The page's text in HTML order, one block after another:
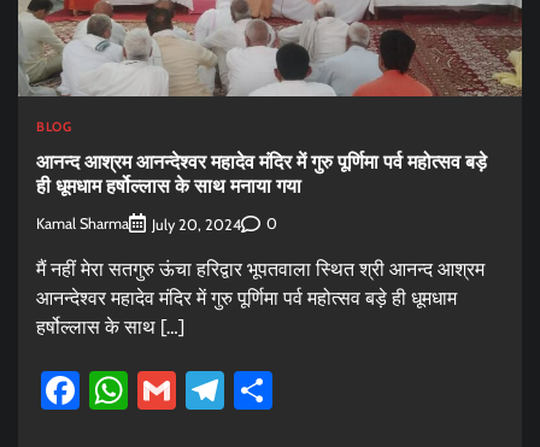
BLOG
आनन्द आश्रम आनन्देश्वर महादेव मंदिर में गुरु पूर्णिमा पर्व महोत्सव बड़े
ही धूमधाम हर्षोल्लास के साथ मनाया गया
Kamal Sharma July 20, 2024 0
मैं नहीं मेरा सतगुरु ऊंचा हरिद्वार भूपतवाला स्थित श्री आनन्द आश्रम
आनन्देश्वर महादेव मंदिर में गुरु पूर्णिमा पर्व महोत्सव बड़े ही धूमधाम
हर्षोल्लास के साथ […]
Facebook
WhatsApp
GmailTelegram